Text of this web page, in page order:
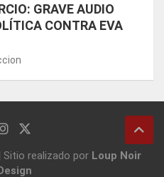
GRAVE AUDIO
CONTRA EVA
Sitio realizado por Loup Noir